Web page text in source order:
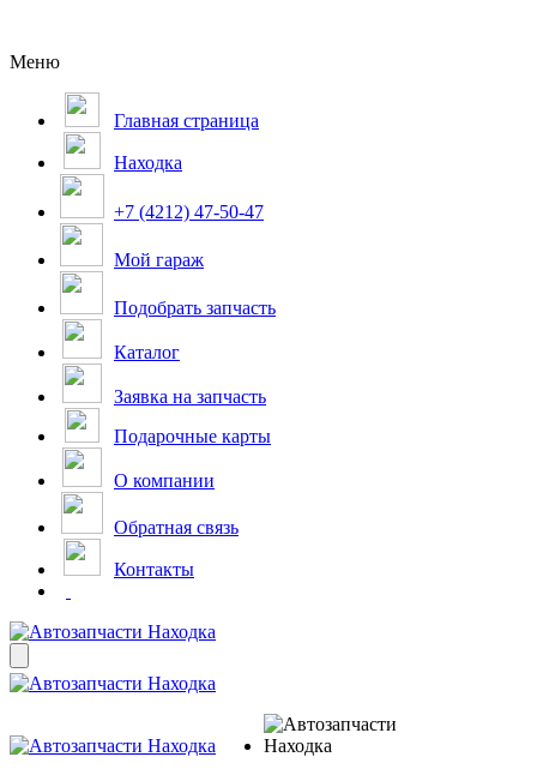
Меню
Главная страница
Находка
+7 (4212) 47-50-47
Мой гараж
Подобрать запчасть
Каталог
Заявка на запчасть
Подарочные карты
О компании
Обратная связь
Контакты